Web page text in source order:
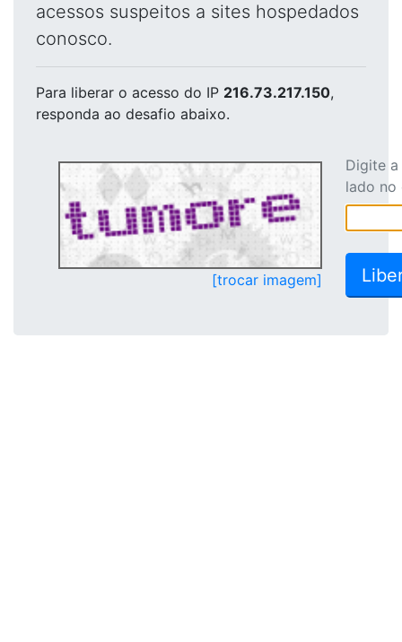
acessos suspeitos a sites hospedados
conosco.
Para liberar o acesso do IP 216.73.217.150,
responda ao desafio abaixo.
[trocar imagem]
Digite
lado no